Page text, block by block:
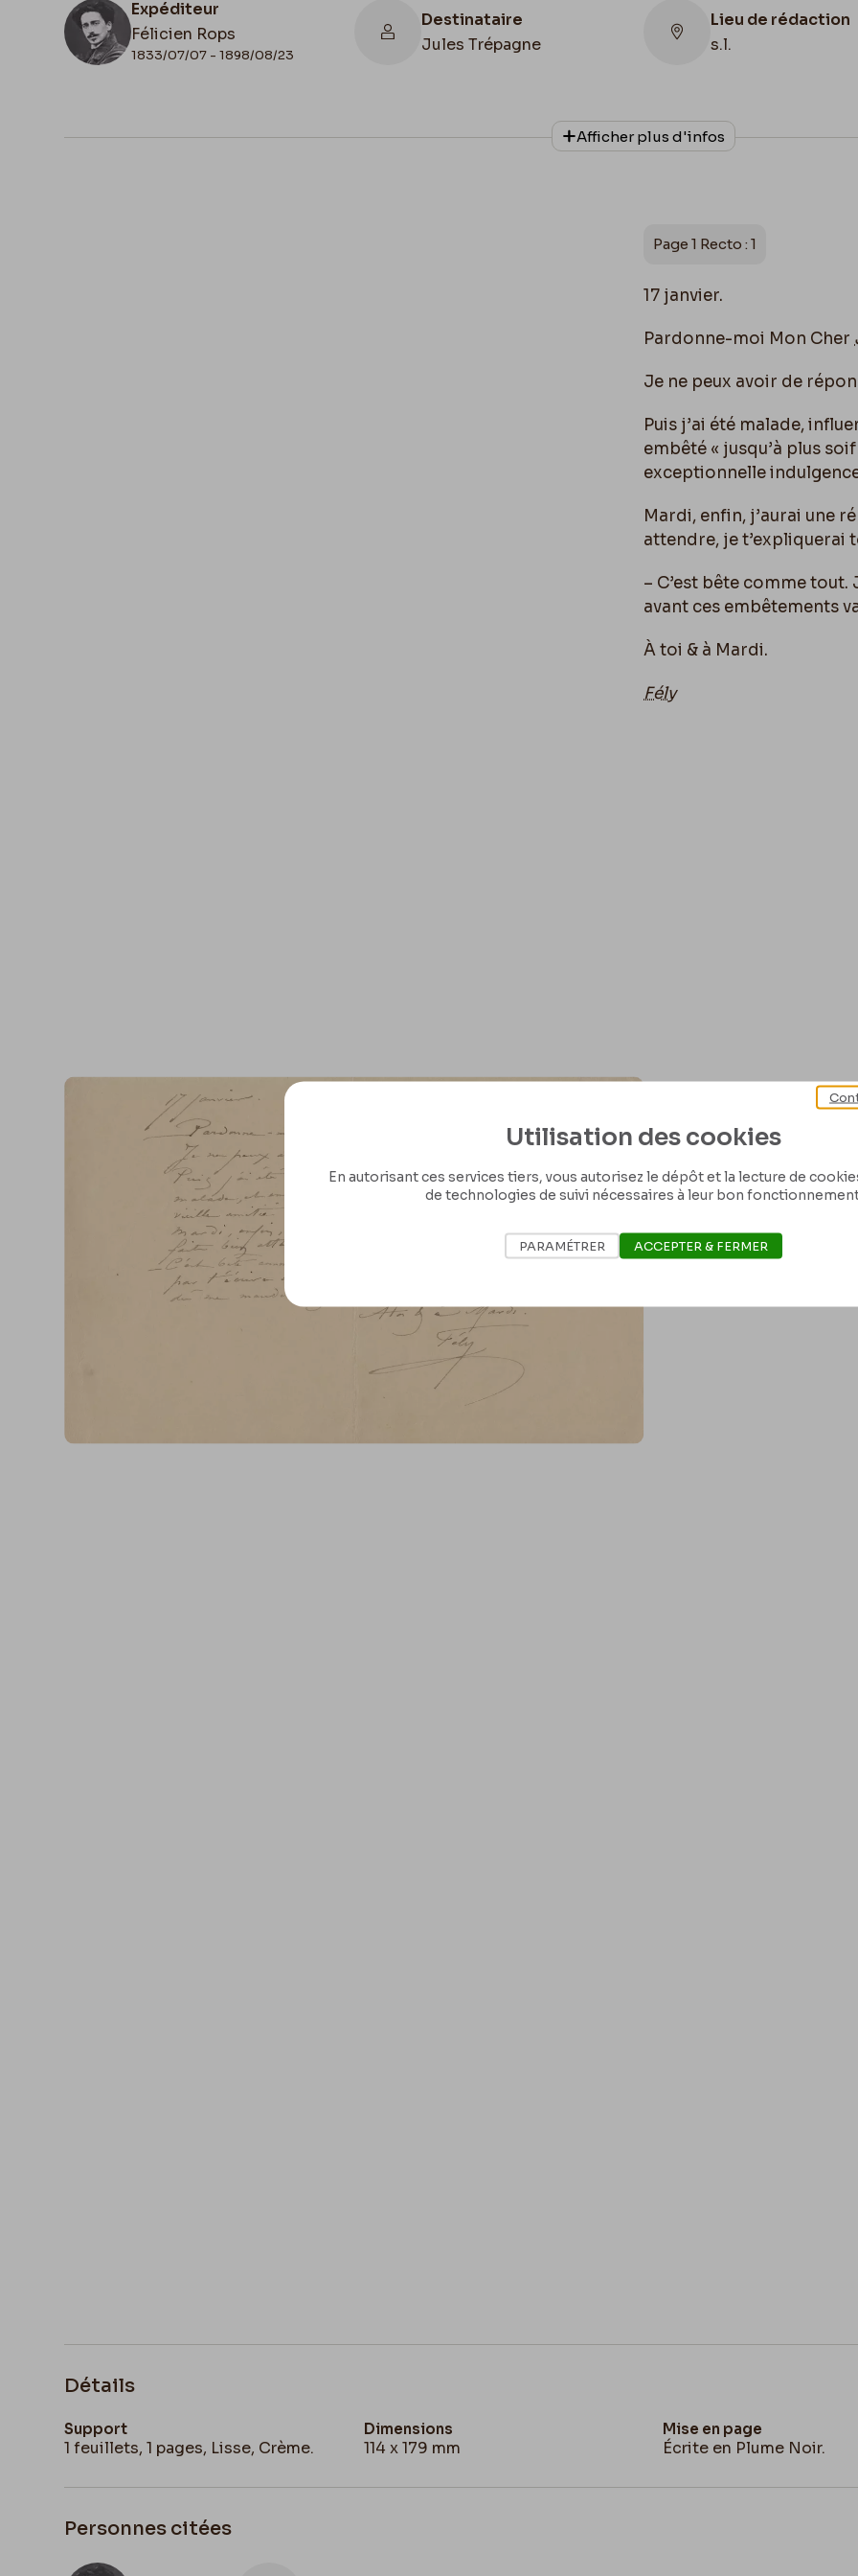
Expéditeur
Félicien Rops
1833/07/07 - 1898/08/23
Destinataire
Jules Trépagne
Lieu de rédaction
s.l.
Collationnage
Autographe
Afficher plus d'infos
Page 1 Recto : 1
17 janvier.
Pardonne-moi Mon Cher
Je ne peux avoir de
Puis j’ai été malade,
embêté « jusqu’à plus
exceptionnelle
Mardi, enfin, j’aurai une
attendre, je t’expliquerai
– C’est bête comme
avant ces embêtements
À toi & à Mardi.
Fély
Détails
Support
1 feuillets, 1 pages, Lisse, Crème.
Dimensions
114 x 179 mm
Mise en page
Écrite en Plume Noir.
Personnes citées
Utilisation des cookies
En autorisant ces services tiers, vous autorisez le dépôt et la lecture de
de technologies de suivi nécessaires à leur bon
PARAMÉTRER ACCEPTER & FERMER